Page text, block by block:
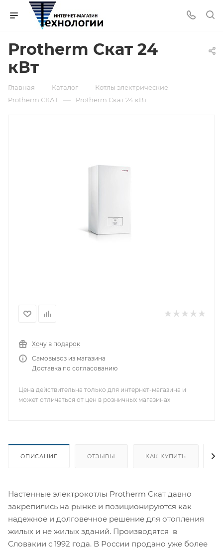
Protherm Скат 24
кВт
Главная — Каталог — Котлы электрические —
Protherm СКАТ — Protherm Скат 24 кВт
Хочу в подарок
Самовывоз из магазина
Доставка по согласованию
Цена действительна только для интернет-магазина и
может отличаться от цен в розничных магазинах
ОПИСАНИЕ ОТЗЫВЫ КАК КУПИТЬ
Настенные электрокотлы Protherm Скат давно
закрепились на рынке и позиционируются как
надежное и долговечное решение для отопления
жилых и не жилых зданий. Производятся в
Словакии с 1992 года. В России продано уже более